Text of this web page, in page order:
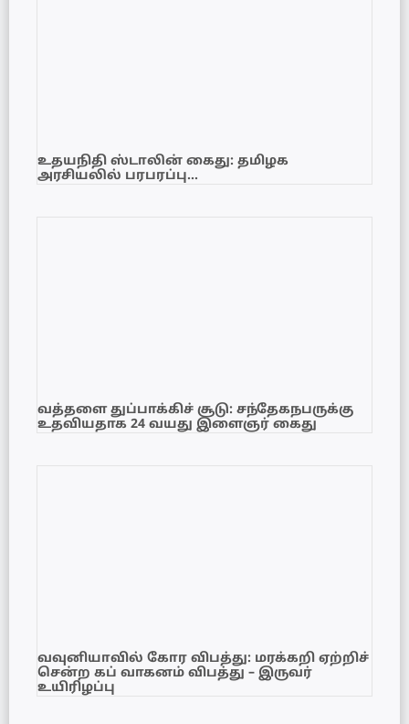
உதயநிதி ஸ்டாலின் கைது: தமிழக
அரசியலில் பரபரப்பு…
வத்தளை துப்பாக்கிச் சூடு: சந்தேகநபருக்கு
உதவியதாக 24 வயது இளைஞர் கைது
வவுனியாவில் கோர விபத்து: மரக்கறி ஏற்றிச்
சென்ற கப் வாகனம் விபத்து – இருவர்
உயிரிழப்பு